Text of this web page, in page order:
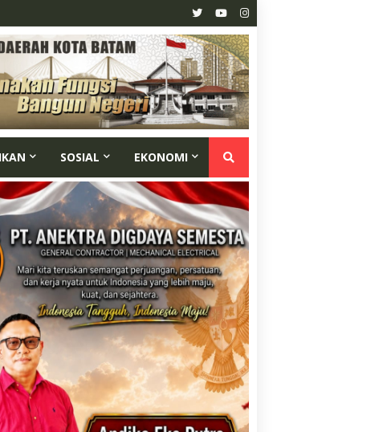
SOSIAL EKONOMI